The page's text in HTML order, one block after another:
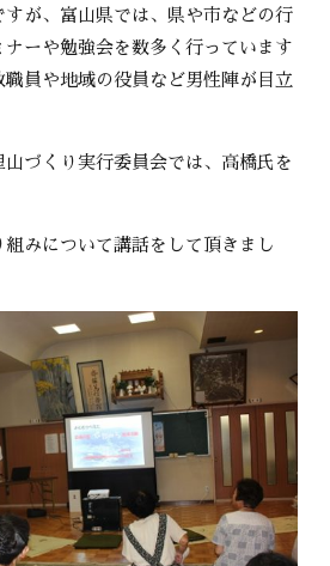
が、富山県では、県や市などの行
ーや勉強会を数多く行っています
職員や地域の役員など男性陣が目立
づくり実行委員会では、高橋氏を
みについて講話をして頂きまし